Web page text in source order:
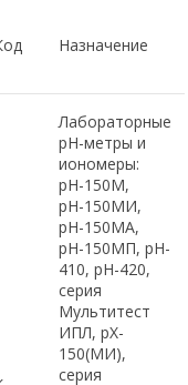
Назначение
Лабораторные
рН-метры и
иономеры:
рН-150М,
рН-150МИ,
рН-150МА,
рН-150МП, pH-
410, рН-420,
серия
Мультитест
ИПЛ, pX-
150(МИ),
серия